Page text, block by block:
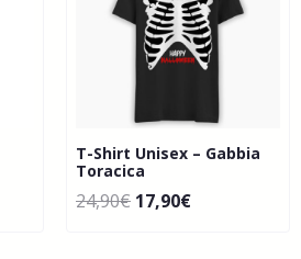
T-Shirt Unisex – Gabbia
Toracica
24,90€ 17,90€